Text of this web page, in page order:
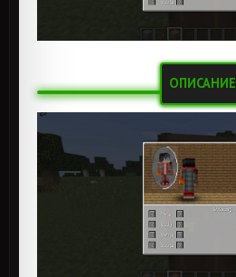
ОПИСАНИЕ